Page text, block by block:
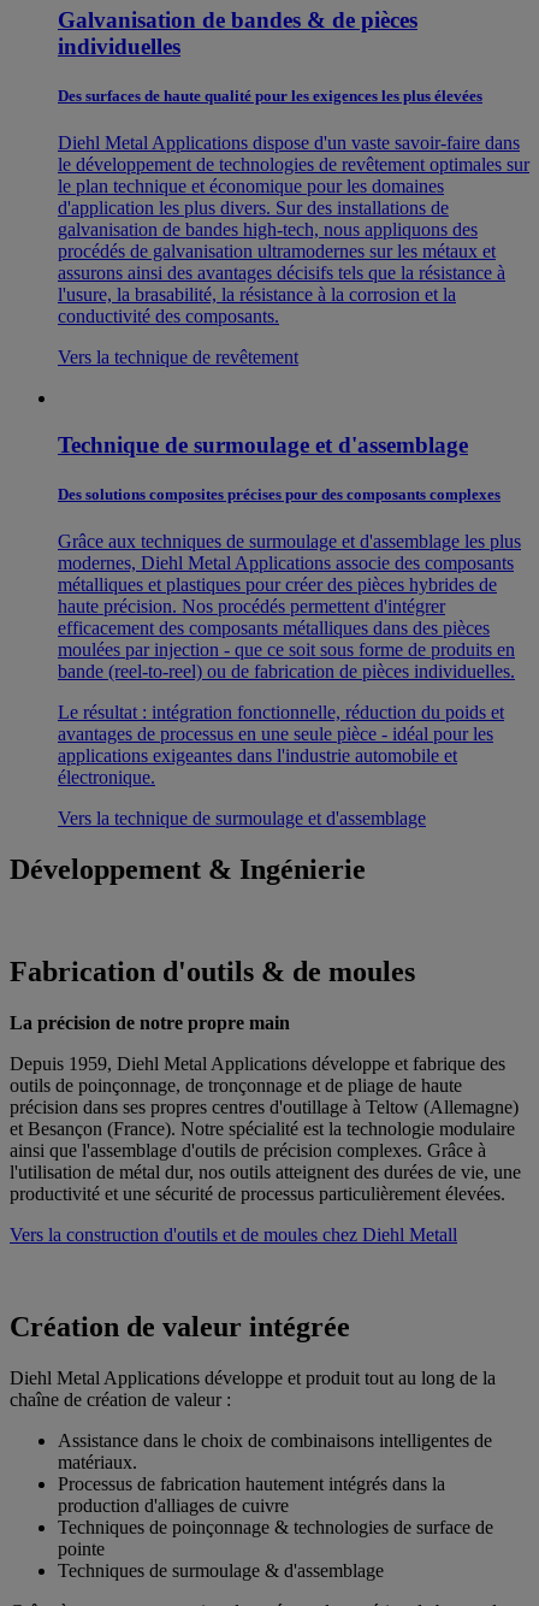
Galvanisation de bandes & de pièces
individuelles
Des surfaces de haute qualité pour les exigences les plus élevées
Diehl Metal Applications dispose d'un vaste savoir-faire dans
le développement de technologies de revêtement optimales sur
le plan technique et économique pour les domaines
d'application les plus divers. Sur des installations de
galvanisation de bandes high-tech, nous appliquons des
procédés de galvanisation ultramodernes sur les métaux et
assurons ainsi des avantages décisifs tels que la résistance à
l'usure, la brasabilité, la résistance à la corrosion et la
conductivité des composants.
Vers la technique de revêtement
Technique de surmoulage et d'assemblage
Des solutions composites précises pour des composants complexes
Grâce aux techniques de surmoulage et d'assemblage les plus
modernes, Diehl Metal Applications associe des composants
métalliques et plastiques pour créer des pièces hybrides de
haute précision. Nos procédés permettent d'intégrer
efficacement des composants métalliques dans des pièces
moulées par injection - que ce soit sous forme de produits en
bande (reel-to-reel) ou de fabrication de pièces individuelles.
Le résultat : intégration fonctionnelle, réduction du poids et
avantages de processus en une seule pièce - idéal pour les
applications exigeantes dans l'industrie automobile et
électronique.
Vers la technique de surmoulage et d'assemblage
Développement & Ingénierie
Fabrication d'outils & de moules
La précision de notre propre main
Depuis 1959, Diehl Metal Applications développe et fabrique des
outils de poinçonnage, de tronçonnage et de pliage de haute
précision dans ses propres centres d'outillage à Teltow (Allemagne)
et Besançon (France). Notre spécialité est la technologie modulaire
ainsi que l'assemblage d'outils de précision complexes. Grâce à
l'utilisation de métal dur, nos outils atteignent des durées de vie, une
productivité et une sécurité de processus particulièrement élevées.
Vers la construction d'outils et de moules chez Diehl Metall
Création de valeur intégrée
Diehl Metal Applications développe et produit tout au long de la
chaîne de création de valeur :
Assistance dans le choix de combinaisons intelligentes de
matériaux.
Processus de fabrication hautement intégrés dans la
production d'alliages de cuivre
Techniques de poinçonnage & technologies de surface de
pointe
Techniques de surmoulage & d'assemblage